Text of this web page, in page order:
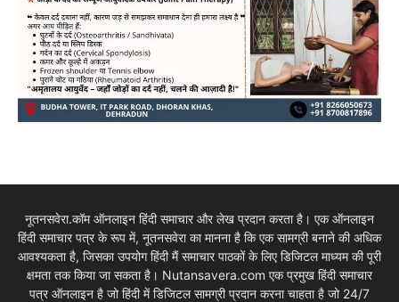
नूतनसवेरा.कॉम ऑनलाइन हिंदी समाचार और लेख प्रदान करता है। एक ऑनलाइन
हिंदी समाचार पत्र के रूप में, नूतनसवेरा का मानना है कि एक सामग्री बनाने की अधिक
आवश्यकता है, जिसका उपयोग हिंदी मैं समाचार पाठकों के लिए डिजिटल माध्यम की पूरी
क्षमता तक किया जा सकता है। Nutansavera.com एक प्रमुख हिंदी समाचार
पत्र ऑनलाइन है जो हिंदी में डिजिटल सामग्री प्रदान करना चाहता है जो 24/7